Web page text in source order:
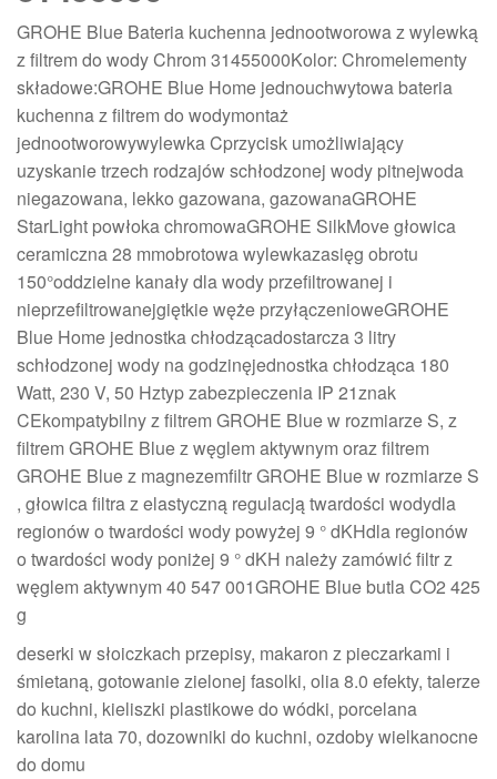
GROHE Blue Bateria kuchenna jednootworowa z wylewką
z filtrem do wody Chrom 31455000Kolor: Chromelementy
składowe:GROHE Blue Home jednouchwytowa bateria
kuchenna z filtrem do wodymontaż
jednootworowywylewka Cprzycisk umożliwiający
uzyskanie trzech rodzajów schłodzonej wody pitnejwoda
niegazowana, lekko gazowana, gazowanaGROHE
StarLight powłoka chromowaGROHE SilkMove głowica
ceramiczna 28 mmobrotowa wylewkazasięg obrotu
150°oddzielne kanały dla wody przefiltrowanej i
nieprzefiltrowanejgiętkie węże przyłączenioweGROHE
Blue Home jednostka chłodzącadostarcza 3 litry
schłodzonej wody na godzinęjednostka chłodząca 180
Watt, 230 V, 50 Hztyp zabezpieczenia IP 21znak
CEkompatybilny z filtrem GROHE Blue w rozmiarze S, z
filtrem GROHE Blue z węglem aktywnym oraz filtrem
GROHE Blue z magnezemfiltr GROHE Blue w rozmiarze S
, głowica filtra z elastyczną regulacją twardości wodydla
regionów o twardości wody powyżej 9 ° dKHdla regionów
o twardości wody poniżej 9 ° dKH należy zamówić filtr z
węglem aktywnym 40 547 001GROHE Blue butla CO2 425
g
deserki w słoiczkach przepisy, makaron z pieczarkami i
śmietaną, gotowanie zielonej fasolki, olia 8.0 efekty, talerze
do kuchni, kieliszki plastikowe do wódki, porcelana
karolina lata 70, dozowniki do kuchni, ozdoby wielkanocne
do domu